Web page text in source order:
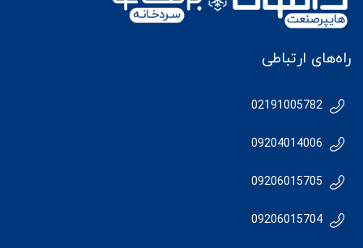
راه‌های ارتباطی
02191005782
09204014006
09206015705
09206015704